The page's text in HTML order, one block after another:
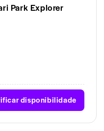
Park Explorer
disponibilidade